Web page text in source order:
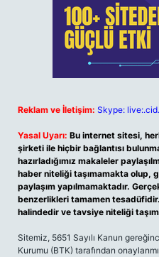
Reklam ve İletişim: Skype:
Yasal Uyarı: Bu internet sitesi,
şirketi ile hiçbir bağlantısı
hazırladığımız makaleler
haber niteliği taşımamakta olup,
paylaşım yapılmamaktadır.
benzerlikleri tamamen
halindedir ve tavsiye niteliği
Sitemiz, 5651 Sayılı Kanun
Kurumu (BTK) tarafından